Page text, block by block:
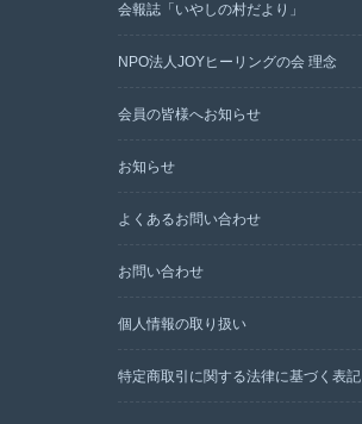
会報誌「いやしの村だより」
NPO法人JOYヒーリングの会 理念
会員の皆様へお知らせ
お知らせ
よくあるお問い合わせ
お問い合わせ
個人情報の取り扱い
特定商取引に関する法律に基づく表記